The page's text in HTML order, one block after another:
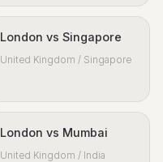
London vs Singapore
United Kingdom / Singapore
London vs Mumbai
United Kingdom / India